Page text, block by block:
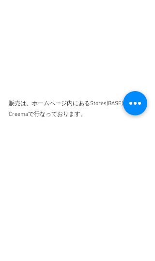
販売は、ホームページ内にあるStores(BASE)と
Creemaで行なっております。